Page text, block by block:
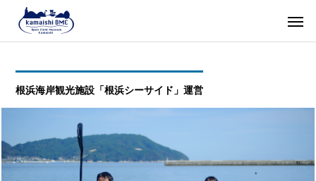
根浜海岸観光施設「根浜シーサイド」運営